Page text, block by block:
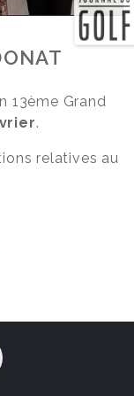
13ème Grand
.
relatives au